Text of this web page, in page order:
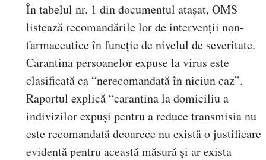
În tabelul nr. 1 din documentul atașat, OMS
listează recomandările lor de intervenții non-
farmaceutice în funcție de nivelul de severitate.
Carantina persoanelor expuse la virus este
clasificată ca “nerecomandată în niciun caz”.
Raportul explică “carantina la domiciliu a
indivizilor expuși pentru a reduce transmisia nu
este recomandată deoarece nu există o justificare
evidentă pentru această măsură și ar exista